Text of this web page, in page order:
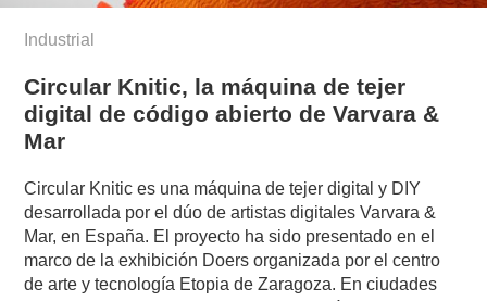
Industrial
Circular Knitic, la máquina de tejer
digital de código abierto de Varvara &
Mar
Circular Knitic es una máquina de tejer digital y DIY
desarrollada por el dúo de artistas digitales Varvara &
Mar, en España. El proyecto ha sido presentado en el
marco de la exhibición Doers organizada por el centro
de arte y tecnología Etopia de Zaragoza. En ciudades